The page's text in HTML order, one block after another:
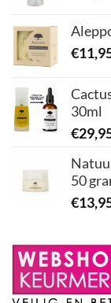
€
30ml
€
50
€